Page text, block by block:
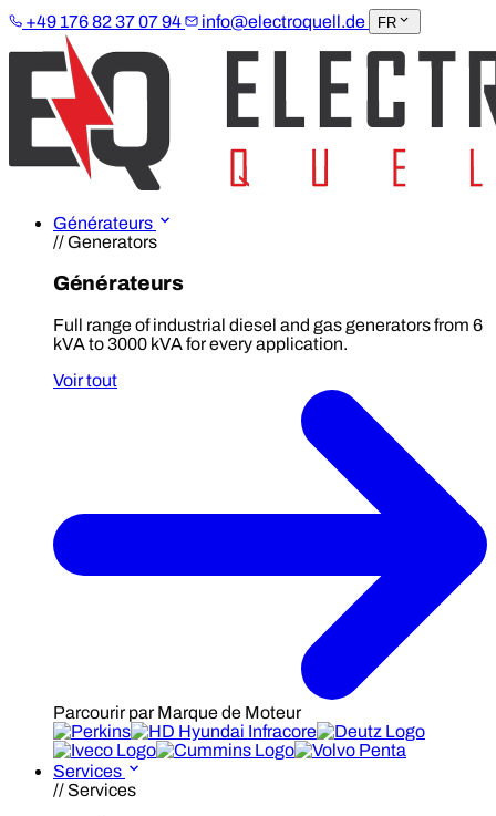
+49 176 82 37 07 94 info@electroquell.de FR
Générateurs
// Generators
Générateurs
Full range of industrial diesel and gas generators from 6
kVA to 3000 kVA for every application.
Voir tout
Parcourir par Marque de Moteur
Services
// Services